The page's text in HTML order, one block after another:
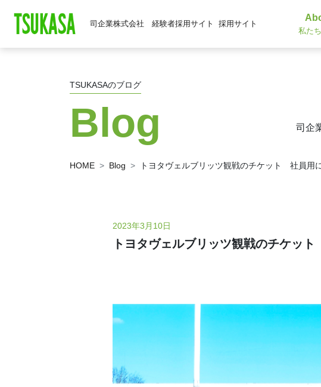
司企業株式会社 経験者採用サイト 採用サイト
私た
TSUKASAのブログ
Blog 司企
HOME Blog トヨタヴェルブリッツ観戦のチケット 社員用
2023年3月10日
トヨタヴェルブリッツ観戦のチケッ